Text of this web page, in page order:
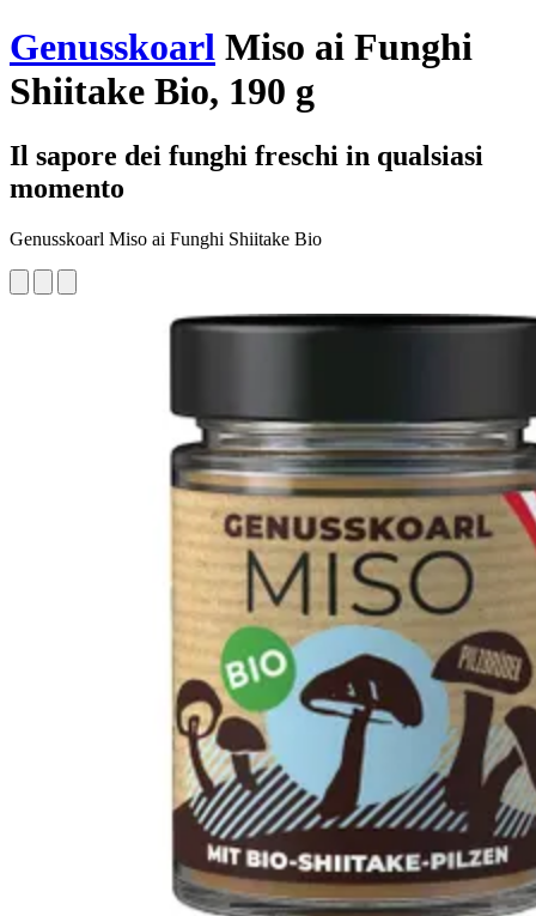
Genusskoarl Miso ai Funghi
Shiitake Bio, 190 g
Il sapore dei funghi freschi in qualsiasi
momento
Genusskoarl Miso ai Funghi Shiitake Bio